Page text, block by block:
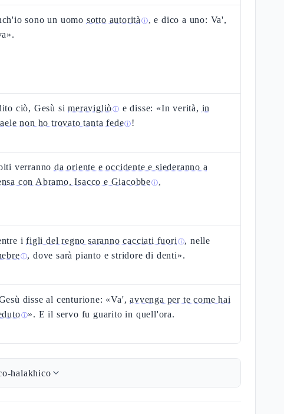
sono un uomo sotto autorità ⓘ, e dico a uno: Va',
ciò, Gesù simeravigliòⓘ e disse: «In verità, in
non ho trovato tanta fedeⓘ!
verranno da oriente e occidente e siederanno a
con Abramo, Isacco e Giacobbeⓘ,
ifigli del regno saranno cacciati fuori ⓘ, nelle
ⓘ, dove sarà pianto e stridore di denti».
disse al centurione: «Va',avvenga per te come hai
ⓘ». E il servo fu guarito in quell'ora.
halakhico